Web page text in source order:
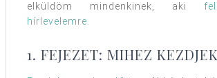
elküldöm mindenkinek, aki
hírlevelemre
1. FEJEZET: MIHEZ